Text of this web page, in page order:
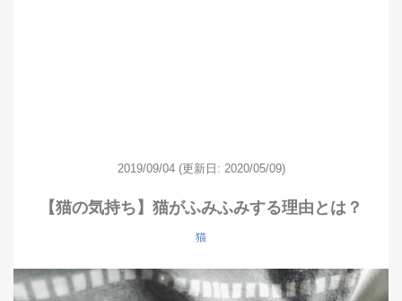
2019/09/04 (更新日: 2020/05/09)
【猫の気持ち】猫がふみふみする理由とは？
猫